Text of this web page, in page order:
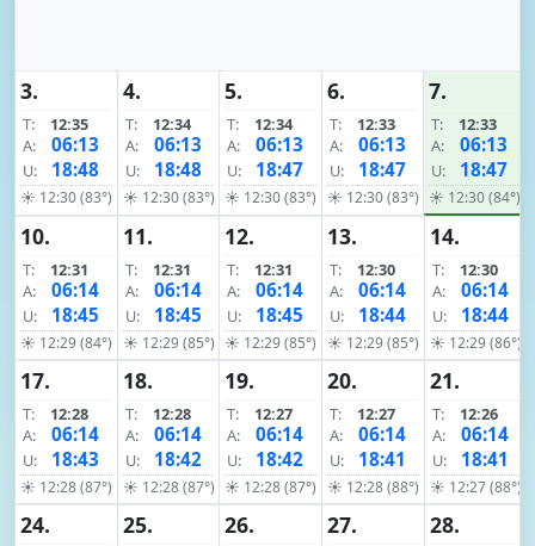
3.
T:
12:35
A:
06:13
U: 18:48
☀ 12:30 (83°)
4.
T:
12:34
A:
06:13
U: 18:48
☀ 12:30 (83°)
5.
T:
12:34
A:
06:13
U: 18:47
☀ 12:30 (83°)
6.
T:
12:33
A:
06:13
U: 18:47
☀ 12:30 (83°)
7.
T:
12:33
A:
06:13
U: 18:47
☀ 12:30 (84°)
10.
T:
12:31
A:
06:14
U: 18:45
☀ 12:29 (84°)
11.
T:
12:31
A:
06:14
U: 18:45
☀ 12:29 (85°)
12.
T:
12:31
A:
06:14
U: 18:45
☀ 12:29 (85°)
13.
T:
12:30
A:
06:14
U: 18:44
☀ 12:29 (85°)
14.
T:
12:30
A:
06:14
U: 18:44
☀ 12:29 (86°)
17.
T:
12:28
A:
06:14
U: 18:43
☀ 12:28 (87°)
18.
T:
12:28
A:
06:14
U: 18:42
☀ 12:28 (87°)
19.
T:
12:27
A:
06:14
U: 18:42
☀ 12:28 (87°)
20.
T:
12:27
A:
06:14
U: 18:41
☀ 12:28 (88°)
21.
T:
12:26
A:
06:14
U: 18:41
☀ 12:27 (88°)
24. 25. 26. 27. 28.